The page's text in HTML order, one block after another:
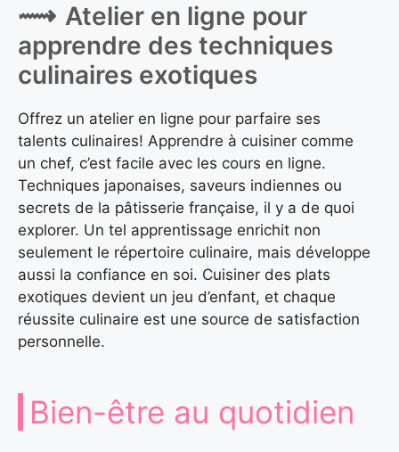
Atelier en ligne pour
apprendre des techniques
culinaires exotiques
Offrez un atelier en ligne pour parfaire ses
talents culinaires! Apprendre à cuisiner comme
un chef, c’est facile avec les cours en ligne.
Techniques japonaises, saveurs indiennes ou
secrets de la pâtisserie française, il y a de quoi
explorer. Un tel apprentissage enrichit non
seulement le répertoire culinaire, mais développe
aussi la confiance en soi. Cuisiner des plats
exotiques devient un jeu d’enfant, et chaque
réussite culinaire est une source de satisfaction
personnelle.
Bien-être au quotidien